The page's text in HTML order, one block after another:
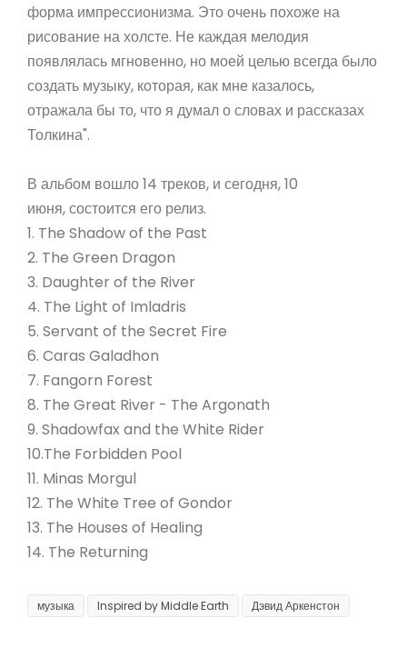
форма импрессионизма. Это очень похоже на
рисование на холсте. Не каждая мелодия
появлялась мгновенно, но моей целью всегда было
создать музыку, которая, как мне казалось,
отражала бы то, что я думал о словах и рассказах
Толкина".
В альбом вошло 14 треков, и сегодня, 10
июня, состоится его релиз.
1. The Shadow of the Past
2. The Green Dragon
3. Daughter of the River
4. The Light of Imladris
5. Servant of the Secret Fire
6. Caras Galadhon
7. Fangorn Forest
8. The Great River - The Argonath
9. Shadowfax and the White Rider
10.The Forbidden Pool
11. Minas Morgul
12. The White Tree of Gondor
13. The Houses of Healing
14. The Returning
музыка Inspired by Middle Earth Дэвид Аркенстон